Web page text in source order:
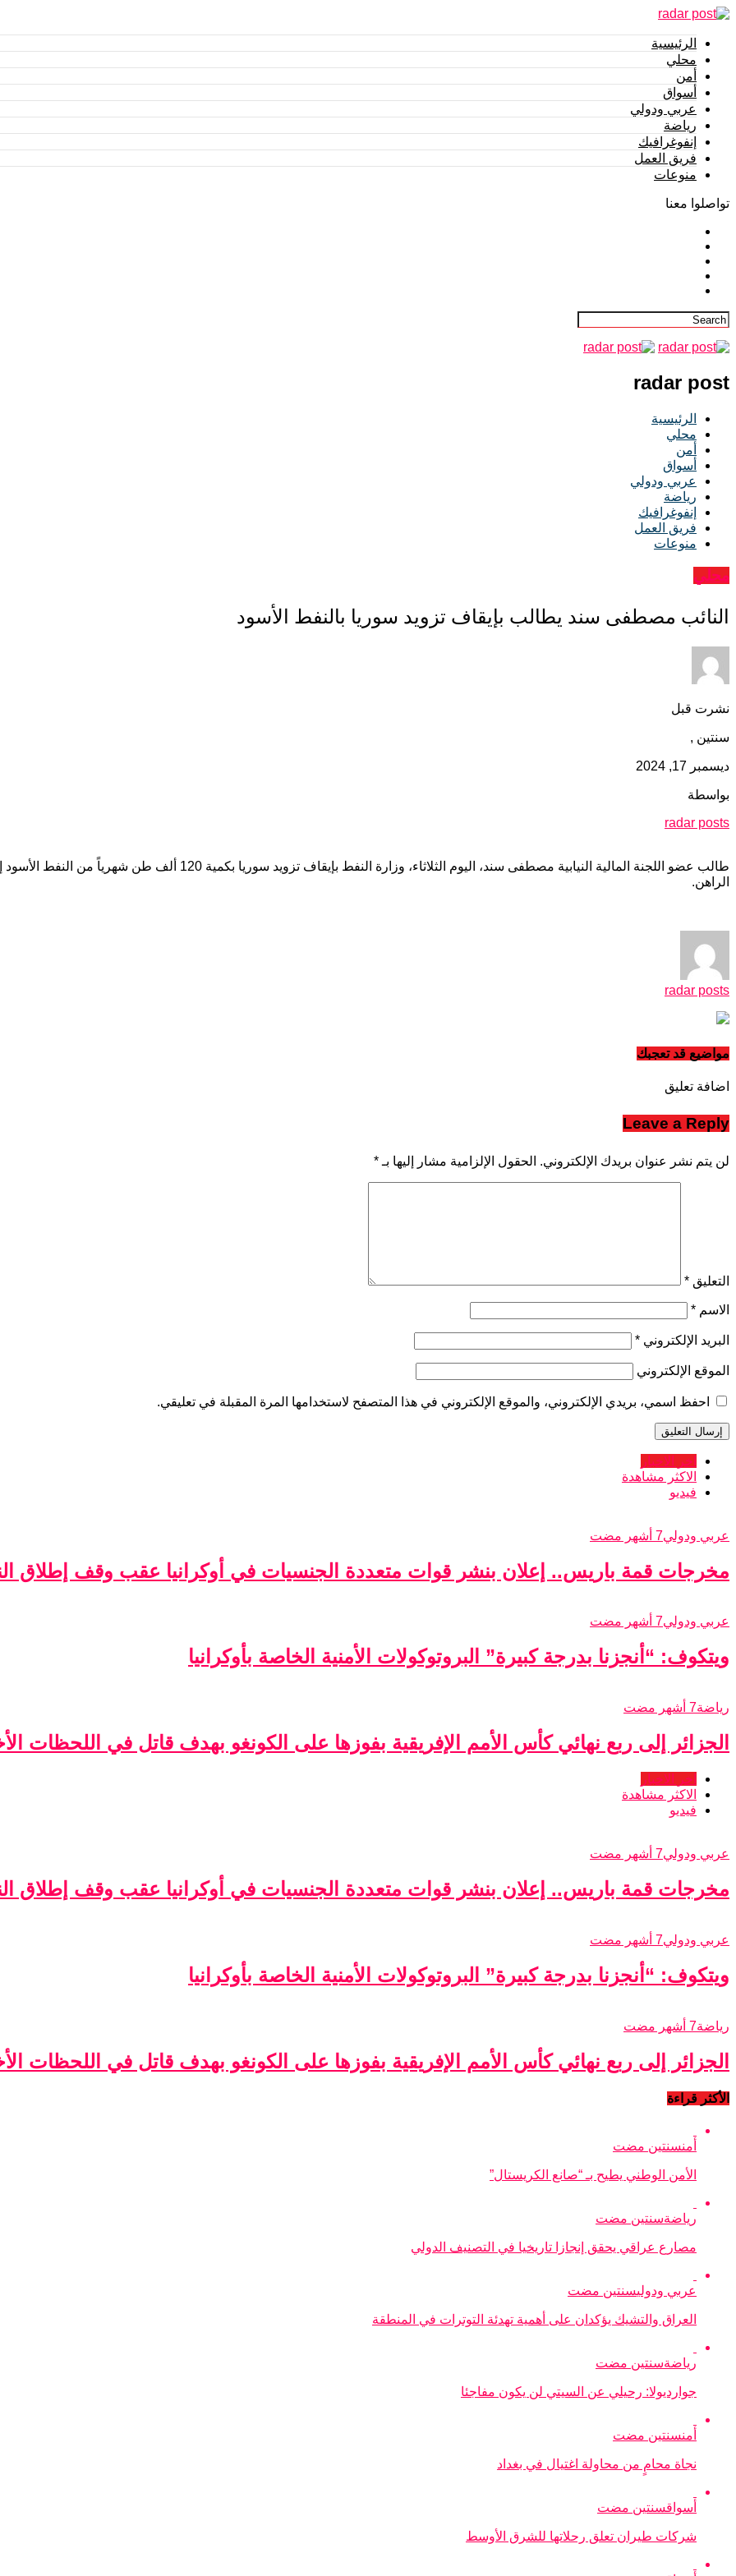
الرئيسية
محلي
أمن
أسواق
عربي ودولي
رياضة
إنفوغرافيك
فريق العمل
منوعات
تواصلوا معنا
radar post
الرئيسية
محلي
أمن
أسواق
عربي ودولي
رياضة
إنفوغرافيك
فريق العمل
منوعات
محلي
النائب مصطفى سند يطالب بإيقاف تزويد سوريا بالنفط الأسود
نشرت قبل
سنتين ,
ديسمبر 17, 2024
بواسطة
radar posts
طالب عضو اللجنة المالية النيابية مصطفى سند، اليوم الثلاثاء،
الراهن.
radar posts
مواضيع قد تعجبك
اضافة تعليق
Leave a Reply
لن يتم نشر عنوان بريدك الإلكتروني. الحقول الإلزامية مشار إليها بـ *
التعليق *
الاسم *
البريد الإلكتروني *
الموقع الإلكتروني
احفظ اسمي، بريدي الإلكتروني، والموقع الإلكتروني في هذا المتصفح لاستخدامها المرة المقبلة في تعليقي.
اخر الاخبار
الاكثر مشاهدة
فيديو
عربي ودولي7 أشهر مضت
مخرجات قمة باريس.. إعلان بنشر قوات متعددة الجنسيات في أوكرانيا عقب وقف إطلاق
عربي ودولي7 أشهر مضت
ويتكوف: “أنجزنا بدرجة كبيرة” البروتوكولات الأمنية الخاصة بأوكرانيا
رياضة7 أشهر مضت
الجزائر إلى ربع نهائي كأس الأمم الإفريقية بفوزها على الكونغو بهدف قاتل في اللحظات
اخر الاخبار
الاكثر مشاهدة
فيديو
عربي ودولي7 أشهر مضت
مخرجات قمة باريس.. إعلان بنشر قوات متعددة الجنسيات في أوكرانيا عقب وقف إطلاق
عربي ودولي7 أشهر مضت
ويتكوف: “أنجزنا بدرجة كبيرة” البروتوكولات الأمنية الخاصة بأوكرانيا
رياضة7 أشهر مضت
الجزائر إلى ربع نهائي كأس الأمم الإفريقية بفوزها على الكونغو بهدف قاتل في اللحظات
الأكثر قراءة
أمنسنتين مضت
الأمن الوطني يطيح بـ “صانع الكريستال”
رياضةسنتين مضت
مصارع عراقي يحقق إنجازا تاريخيا في التصنيف الدولي
عربي ودوليسنتين مضت
العراق والتشيك يؤكدان على أهمية تهدئة التوترات في المنطقة
رياضةسنتين مضت
جوارديولا: رحيلي عن السيتي لن يكون مفاجئا
أمنسنتين مضت
نجاة محامٍ من محاولة اغتيال في بغداد
أسواقسنتين مضت
شركات طيران تعلق رحلاتها للشرق الأوسط